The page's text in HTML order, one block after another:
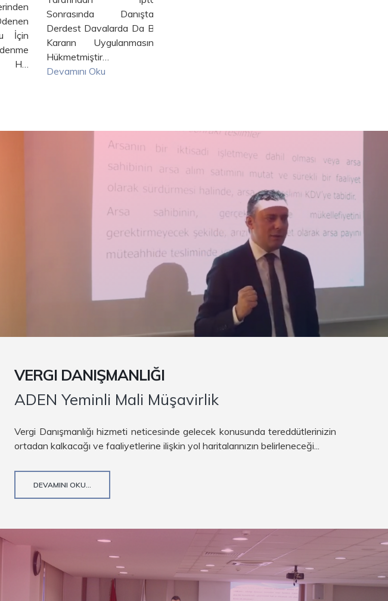
İçin
H…
Sonrasında Danıştay
Derdest Davalarda Da Bu
Kararın Uygulanmasına
Hükmetmiştir…
Devamını Oku
VERGI DANIŞMANLIĞI
ADEN Yeminli Mali Müşavirlik
Vergi Danışmanlığı hizmeti neticesinde gelecek konusunda tereddütlerinizin
ortadan kalkacağı ve faaliyetlerine ilişkin yol haritalarınızın belirleneceği...
DEVAMINI OKU...